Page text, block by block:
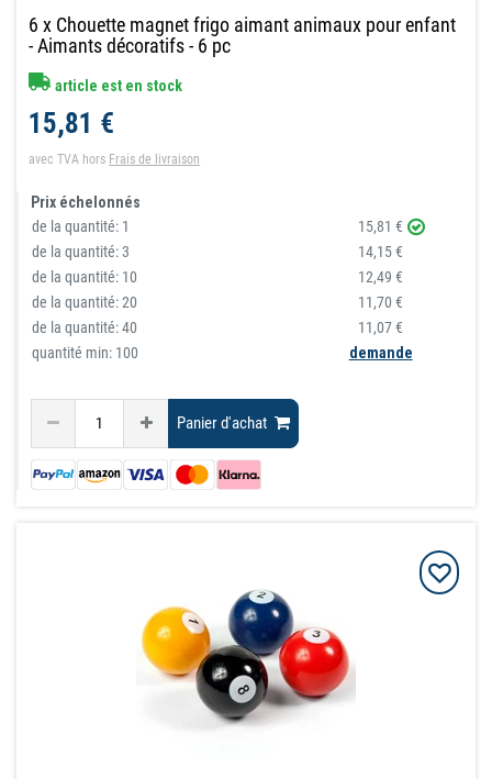
6 x Chouette magnet frigo aimant animaux pour enfant
- Aimants décoratifs - 6 pc
article est en stock
15,81 €
avec TVA hors Frais de livraison
Prix échelonnés
de la quantité: 1
15,81 €
de la quantité:3
14,15 €
de la quantité: 10
12,49 €
de la quantité:20
11,70 €
de la quantité:40
11,07 €
quantité min: 100
demande
Panier d'achat